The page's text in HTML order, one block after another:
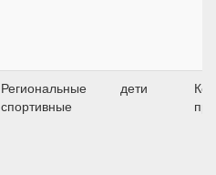
Региональные
спортивные
дети